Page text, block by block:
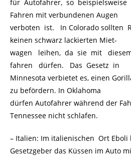
für Autofahrer, so beispielsweise
Fahren mit verbundenen Augen
verboten ist. In Colorado sollten
keinen schwarz lackierten Miet-
wagen leihen, da sie mit
fahren dürfen. Das Gesetz in
Minnesota verbietet es, einen
zu befördern. In Oklahoma
dürfen Autofahrer während der
Tennessee nicht schlafen.
– Italien: Im italienischen Ort Eboli
Gesetzgeber das Küssen im Auto